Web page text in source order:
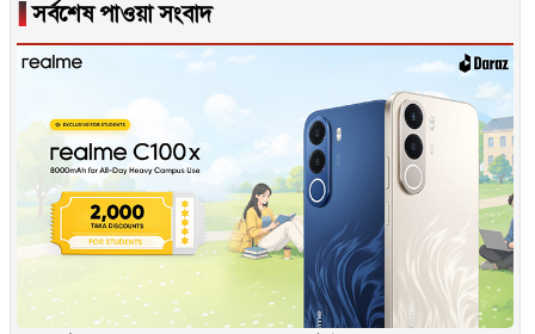
▐সর্বশেষ পাওয়া সংবাদ